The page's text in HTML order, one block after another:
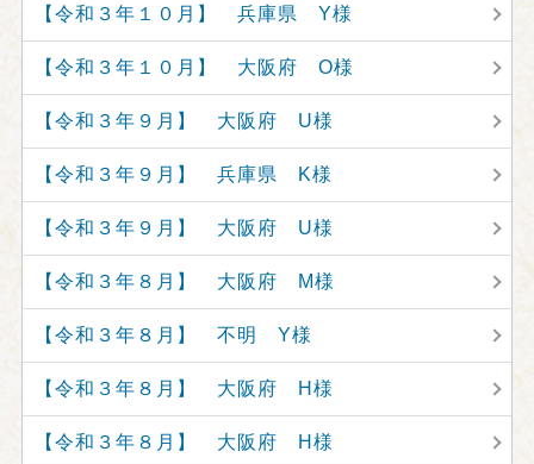
【令和３年１０月】 兵庫県 Y様
【令和３年１０月】 大阪府 O様
【令和３年９月】 大阪府 U様
【令和３年９月】 兵庫県 K様
【令和３年９月】 大阪府 U様
【令和３年８月】 大阪府 M様
【令和３年８月】 不明 Y様
【令和３年８月】 大阪府 H様
【令和３年８月】 大阪府 H様